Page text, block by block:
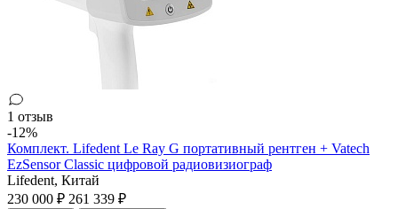
1 отзыв
-12%
Комплект. Lifedent Le Ray G портативный рентген + Vatech
EzSensor Classic цифровой радиовизиограф
Lifedent, Китай
230 000 ₽ 261 339 ₽